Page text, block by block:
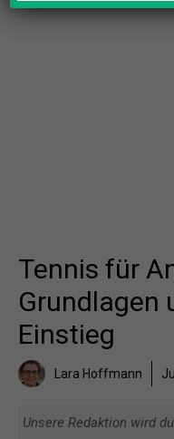
Tennis für
Grundlagen
Einstieg
Lara Hoffmann
Unsere Redaktion wird